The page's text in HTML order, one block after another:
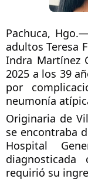
Pachuca,
adultos Teresa
Indra Martínez
2025 a los 39
por
neumonía
Originaria de
se encontraba
Hospital
requirió su